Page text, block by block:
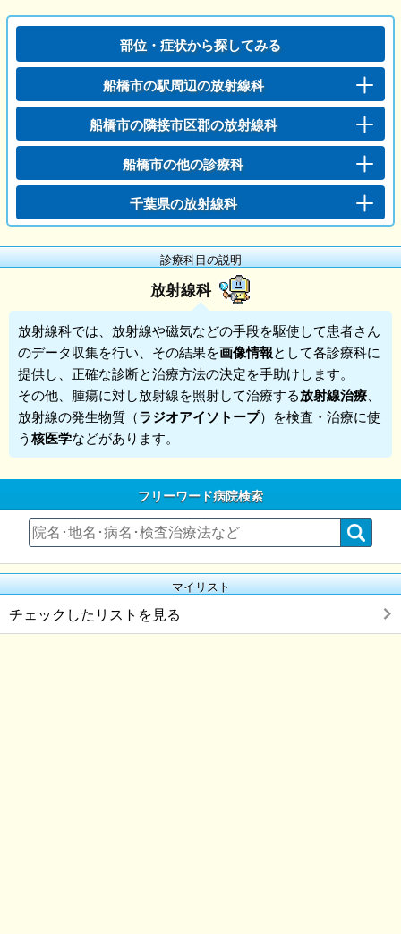
部位・症状から探してみる
船橋市の駅周辺の放射線科
船橋市の隣接市区郡の放射線科
船橋市の他の診療科
千葉県の放射線科
診療科目の説明
放射線科
放射線科では、放射線や磁気などの手段を駆使して患者さん
のデータ収集を行い、その結果を画像情報として各診療科に
提供し、正確な診断と治療方法の決定を手助けします。
その他、腫瘍に対し放射線を照射して治療する放射線治療
放射線の発生物質（ラジオアイソトープ）を検査・治療に使
う核医学などがあります。
フリーワード病院検索
マイリスト
チェックしたリストを見る